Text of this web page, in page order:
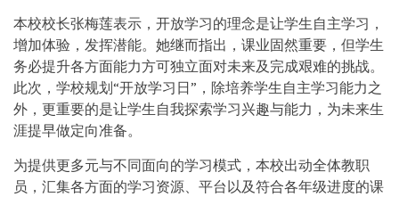
本校校长张梅莲表示，开放学习的理念是让学生自主学习，
增加体验，发挥潜能。她继而指出，课业固然重要，但学生
务必提升各方面能力方可独立面对未来及完成艰难的挑战。
此次，学校规划“开放学习日”，除培养学生自主学习能力之
外，更重要的是让学生自我探索学习兴趣与能力，为未来生
涯提早做定向准备。
为提供更多元与不同面向的学习模式，本校出动全体教职
员，汇集各方面的学习资源、平台以及符合各年级进度的课